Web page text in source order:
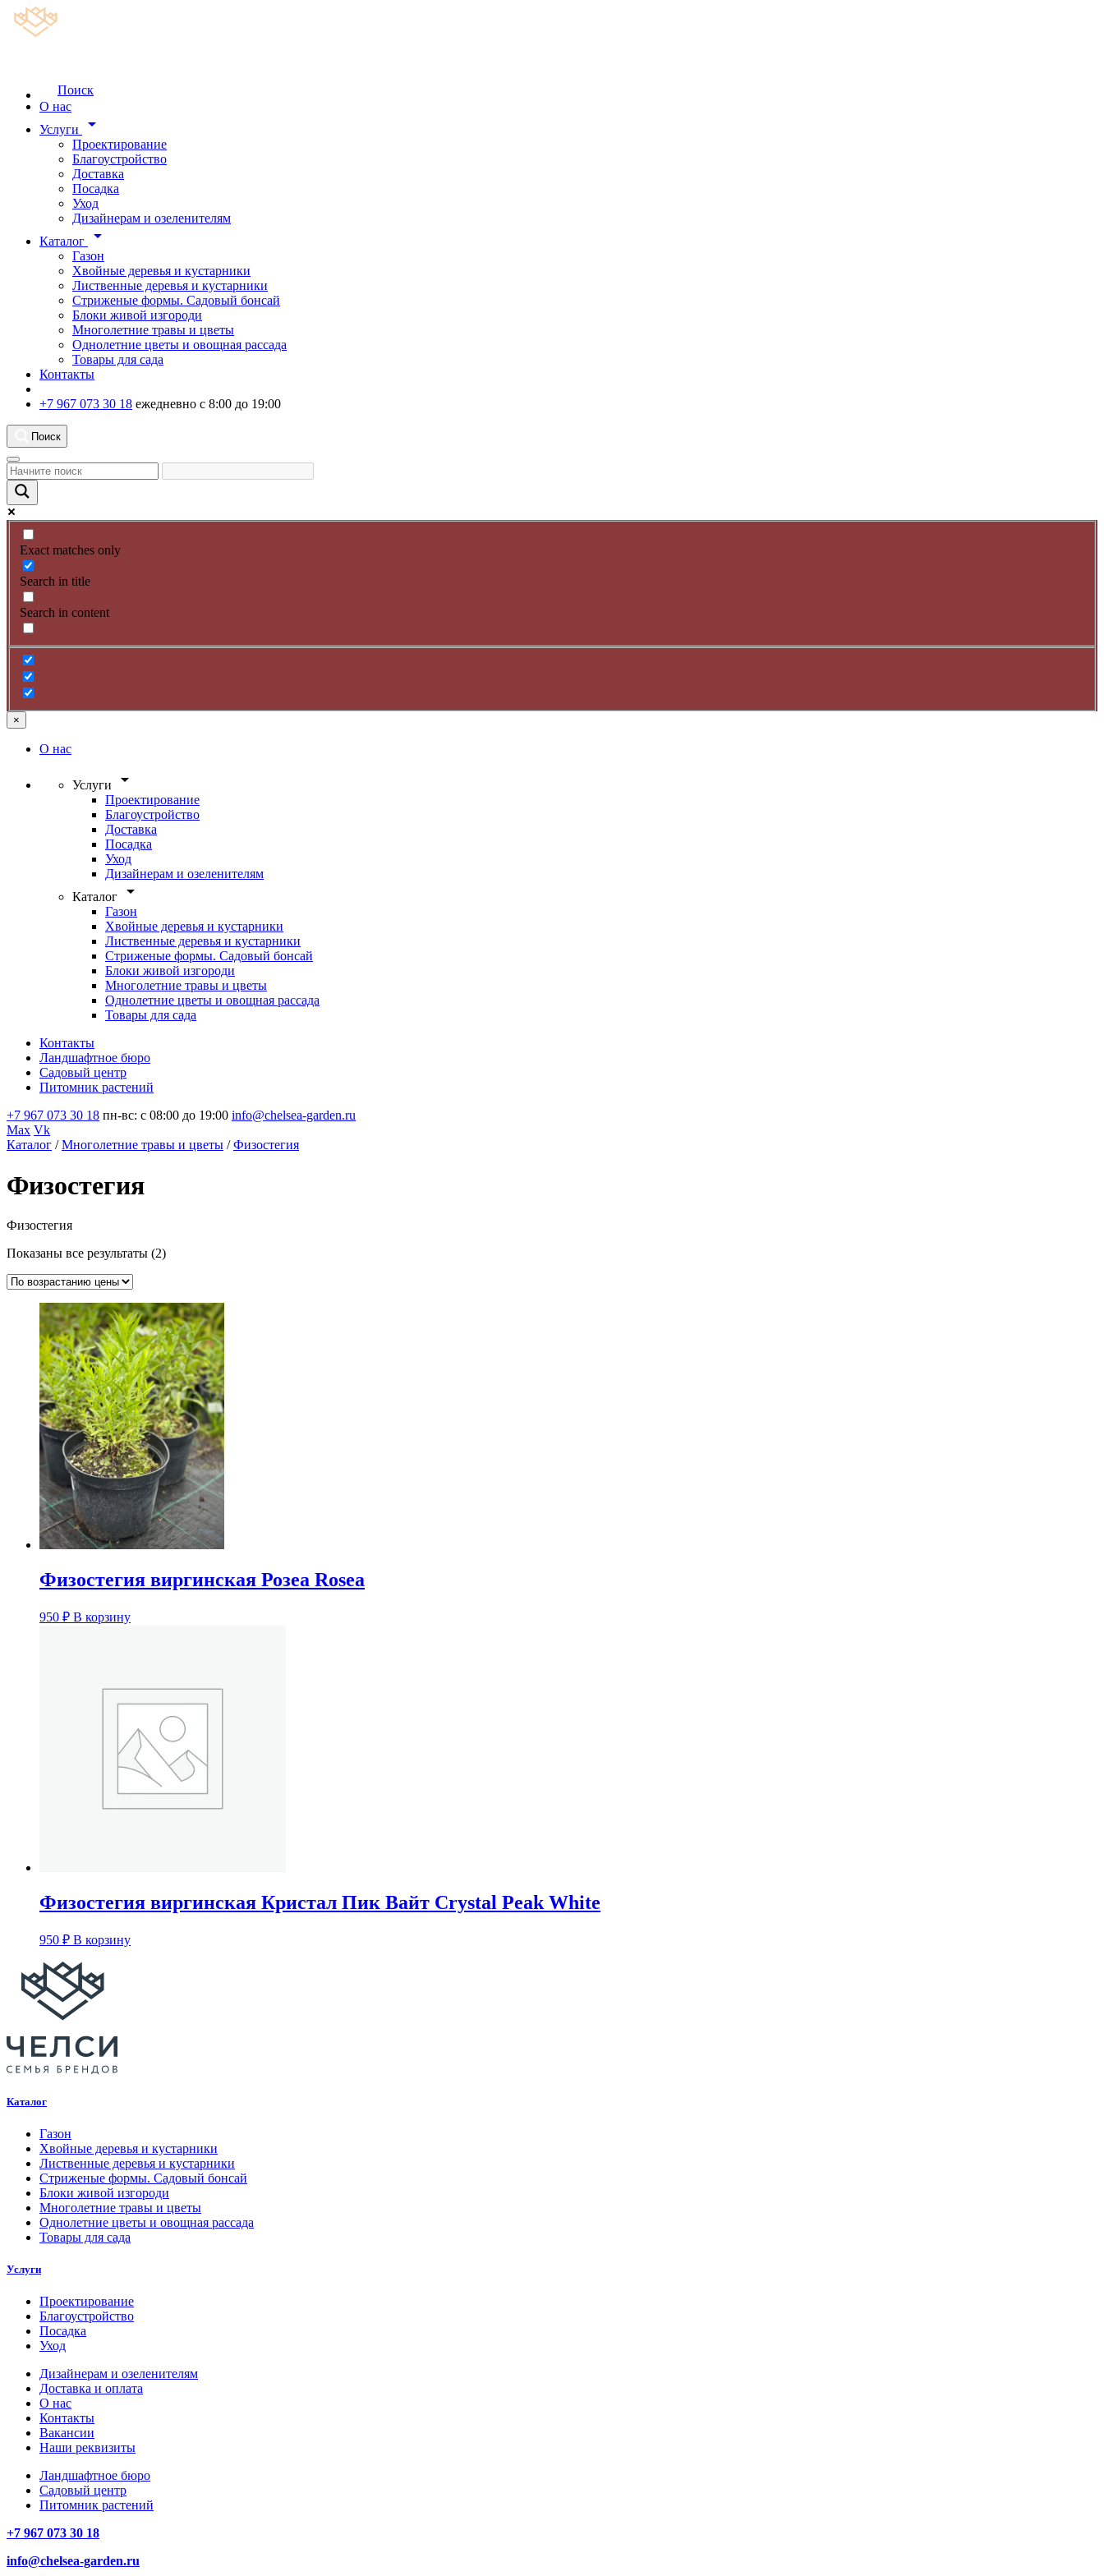
Поиск
О нас
Услуги
arrow_drop_down
Проектирование
Благоустройство
Доставка
Посадка
Уход
Дизайнерам и озеленителям
Каталог
arrow_drop_down
Газон
Хвойные деревья и кустарники
Лиственные деревья и кустарники
Стриженые формы. Садовый бонсай
Блоки живой изгороди
Многолетние травы и цветы
Однолетние цветы и овощная рассада
Товары для сада
Контакты
+7 967 073 30 18 ежедневно с 8:00 до 19:00
Поиск
Exact matches only
Search in title
Search in content
×
О нас
Услуги arrow_drop_down
Проектирование
Благоустройство
Доставка
Посадка
Уход
Дизайнерам и озеленителям
Каталог
arrow_drop_down
Газон
Хвойные деревья и кустарники
Лиственные деревья и кустарники
Стриженые формы. Садовый бонсай
Блоки живой изгороди
Многолетние травы и цветы
Однолетние цветы и овощная рассада
Товары для сада
Контакты
Ландшафтное бюро
Садовый центр
Питомник растений
+7 967 073 30 18 пн-вс: с 08:00 до 19:00 info@chelsea-garden.ru
Max Vk
Каталог /Многолетние травы и цветы /Физостегия
Физостегия
Физостегия
Показаны все результаты (2)Цены:
Физостегия виргинская Розеа Rosea
950 ₽ В корзину
Физостегия виргинская Кристал Пик Вайт Crystal Peak White
950 ₽ В корзину
Каталог
Газон
Хвойные деревья и кустарники
Лиственные деревья и кустарники
Стриженые формы. Садовый бонсай
Блоки живой изгороди
Многолетние травы и цветы
Однолетние цветы и овощная рассада
Товары для сада
Услуги
Проектирование
Благоустройство
Посадка
Уход
Дизайнерам и озеленителям
Доставка и оплата
О нас
Контакты
Вакансии
Наши реквизиты
Ландшафтное бюро
Садовый центр
Питомник растений
+7 967 073 30 18
info@chelsea-garden.ru